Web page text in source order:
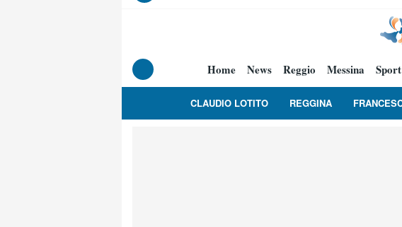
Home News Reggio Messina Sport
CLAUDIO LOTITO REGGINA